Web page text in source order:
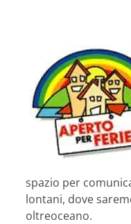
spazio per
lontani, dove
oltreoceano.